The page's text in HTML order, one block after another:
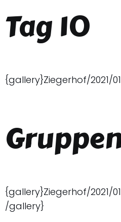
Tag 10
{gallery}Ziegerhof/2021/
{gallery}Ziegerhof/2021/
/gallery}